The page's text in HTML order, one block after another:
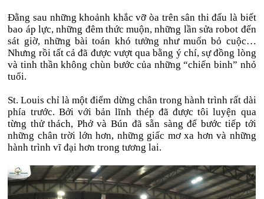
Đằng sau những khoảnh khắc vỡ òa trên sân thi đấu là biết
bao áp lực, những đêm thức muộn, những lần sửa robot đến
sát giờ, những bài toán khó tưởng như muốn bỏ cuộc…
Nhưng rồi tất cả đã được vượt qua bằng ý chí, sự đồng lòng
và tinh thần không chùn bước của những “chiến binh” nhỏ
tuổi.
St. Louis chỉ là một điểm dừng chân trong hành trình rất dài
phía trước. Bởi với bản lĩnh thép đã được tôi luyện qua
từng thử thách, Phở và Bún đã sẵn sàng để bước tiếp tới
những chân trời lớn hơn, những giấc mơ xa hơn và những
hành trình vĩ đại hơn trong tương lai.